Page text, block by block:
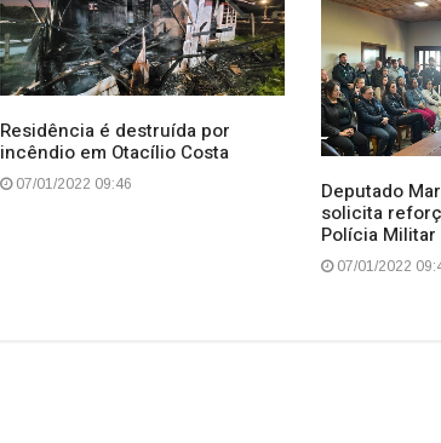
Residência é destruída por
incêndio em Otacílio Costa
07/01/2022 09:46
Deputado
solicita
Polícia
07/01/2022